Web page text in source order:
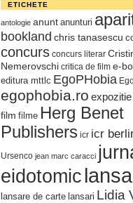
ETICHETE
antologie anunt anunturi
bookland chris tanasescu
concurs concurs literar
Nemerovschi critica de film e-
editura mttlc EgoPHobia
egophobia.ro expozitie
film filme Herg Benet
Publishers icr icr
Ursenco jean marc caracci
eidotomic
lansare de carte lansari Lidia